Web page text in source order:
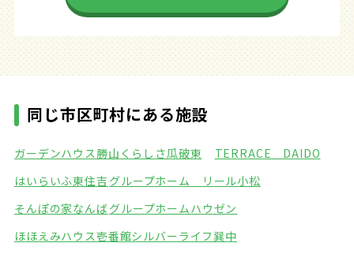
同じ市区町村にある施設
ガーデンハウス勝山 くらしさ瓜破東
TERRACE DAIDO
はいらいふ東住吉 グループホーム リール小松
そんぽの家なんばグループホームハウゼン
ほほえみハウス壱番館シルバーライフ巽中